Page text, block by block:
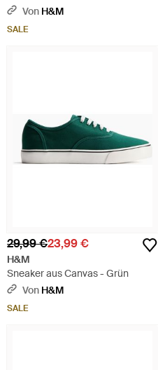
Von H&M
SALE
29,99 €23,99 €
H&M
Sneaker aus Canvas - Grün
Von H&M
SALE